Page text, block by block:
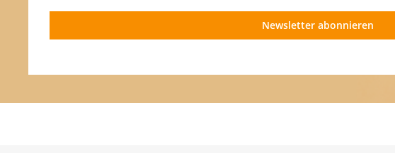
Newsletter abonnieren